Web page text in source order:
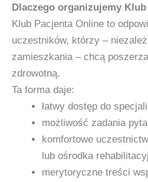
Dlaczego organizujemy
Klub Pacjenta Online to
uczestników, którzy –
zamieszkania – chcą
zdrowotną.
Ta forma daje:
łatwy dostęp do
możliwość zadania
komfortowe
lub ośrodka
merytoryczne treści